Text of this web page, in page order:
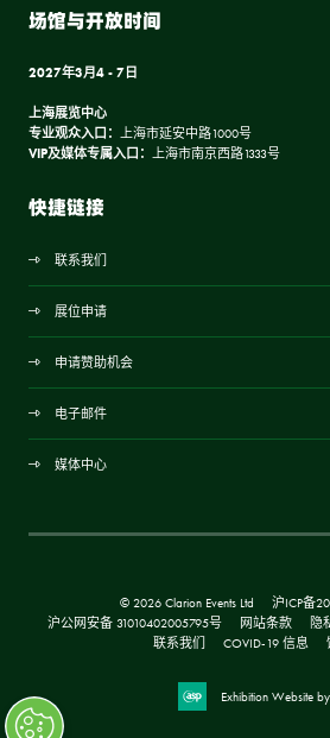
场馆与开放时间
2027年3月4 - 7日
上海展览中心
专业观众入口： 上海市延安中路1000号
VIP及媒体专属入口： 上海市南京西路1333号
快捷链接
联系我们
展位申请
申请赞助机会
电子邮件
媒体中心
© 2026 Clarion Events Ltd
沪ICP备
沪公网安备 31010402005795号
网站条款 隐
联系我们
COVID-19 信息
Exhibition Website